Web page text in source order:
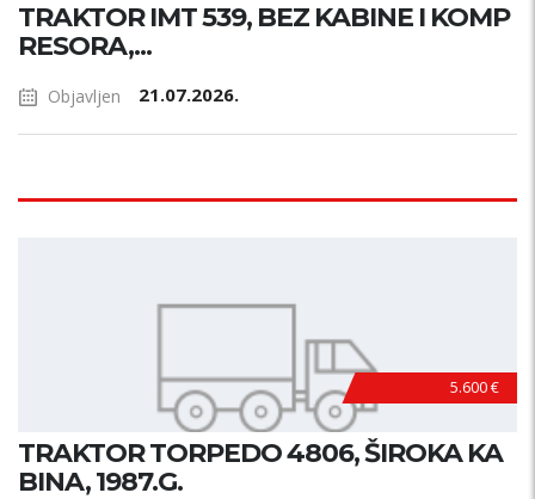
TRAKTOR IMT 539, BEZ KABINE I KOMP
RESORA,...
Objavljen 21.07.2026.
5.600 €
TRAKTOR TORPEDO 4806, ŠIROKA KA
BINA, 1987.G.